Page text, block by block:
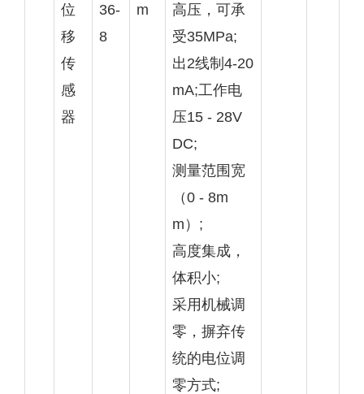
位
移
传
感
器
36-
8
m
高压，可承
受35MPa;
出2线制4-20
mA;工作电
压15 - 28V
DC;
测量范围宽
（0 - 8m
m）;
高度集成，
体积小;
采用机械调
零，摒弃传
统的电位调
零方式;